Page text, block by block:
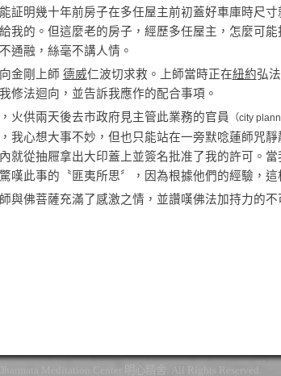
証明幾十年前房子在多任屋主前初蓋好車庫時尺寸
我的。但這麼老的房子，經歷多任屋主，怎麼可
通融，絲毫不講人情。
金剛上師 德威仁波切求救。上師當時正在紐約弘
修法迴向，並告訴我應作的配合事項。
火供兩天後去市政府見主管此業務的官員
（city
我心想大事不妙，但也只能站在一旁默唸蓮師咒
就從抽屜拿出大印蓋上並簽名批准了我的許可。
嘆此事的〝匪夷所思〞，因為根據他們的經驗，這
與佛菩薩充滿了感激之情，並讚嘆佛法加持力的不
Meditation Center 明心精舍. All Rights Reserved.